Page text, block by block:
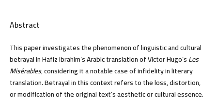
Abstract
This paper investigates the phenomenon of linguistic and cultural
betrayal in Hafiz Ibrahim’s Arabic translation of Victor Hugo’sLes
Misérables, considering it a notable case of infidelity in literary
translation. Betrayal in this context refers to the loss, distortion,
or modification of the original text’s aesthetic or cultural essence.